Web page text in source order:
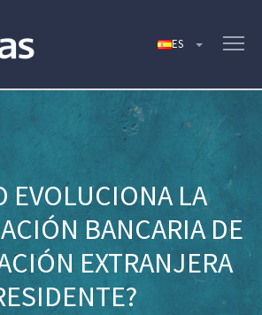
EVOLUCIONA LA
BANCARIA DE
EXTRANJERA